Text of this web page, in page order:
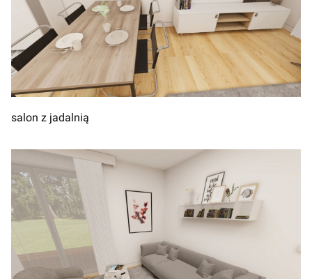
salon z jadalnią